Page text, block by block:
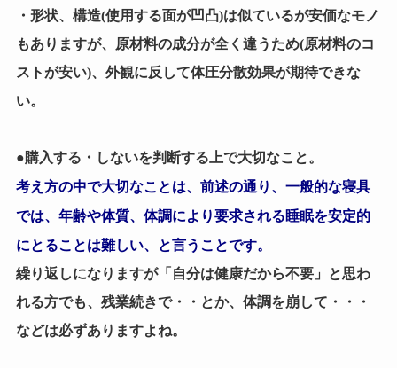
・形状、構造(使用する面が凹凸)は似ているが安価なモノ
もありますが、原材料の成分が全く違うため(原材料のコ
ストが安い)、外観に反して体圧分散効果が期待できな
い。
●購入する・しないを判断する上で大切なこと。
考え方の中で大切なことは、前述の通り、一般的な寝具
では、年齢や体質、体調により要求される睡眠を安定的
にとることは難しい、と言うことです。
繰り返しになりますが「自分は健康だから不要」と思わ
れる方でも、残業続きで・・とか、体調を崩して・・・
などは必ずありますよね。